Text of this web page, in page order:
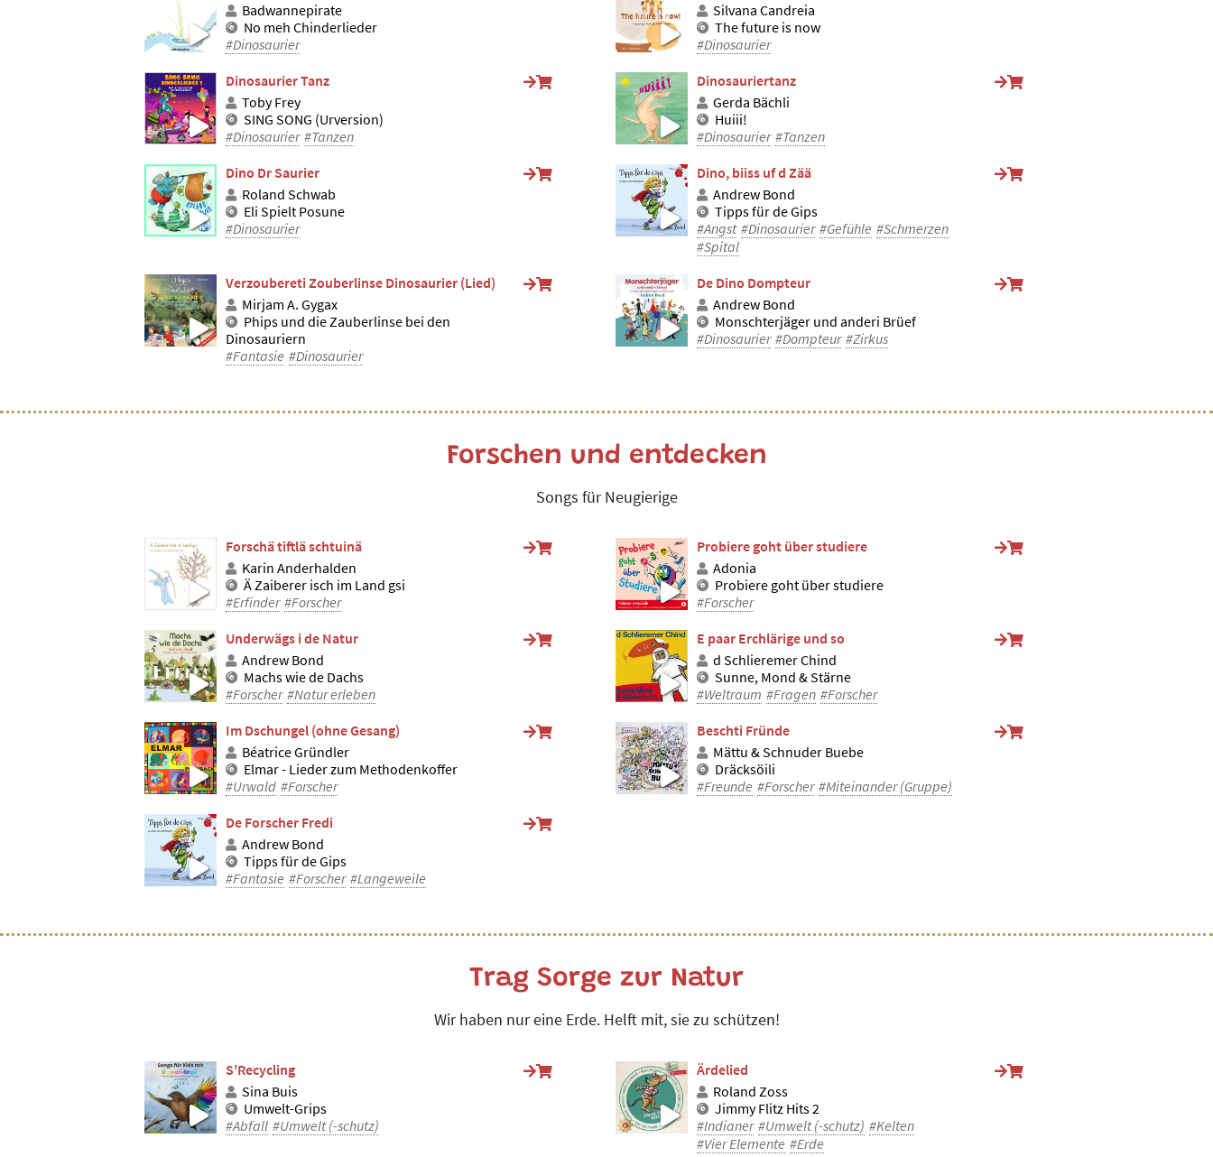
Badwannepirate
No meh Chinderlieder
#Dinosaurier
Silvana Candreia
The future is now
#Dinosaurier
Dinosaurier Tanz
Toby Frey
SING SONG (Urversion)
#Dinosaurier #Tanzen
Dinosauriertanz
Gerda Bächli
Huiii!
#Dinosaurier #Tanzen
Dino Dr Saurier
Roland Schwab
Eli Spielt Posune
#Dinosaurier
Dino, biiss uf d Zää
Andrew Bond
Tipps für de Gips
#Angst #Dinosaurier #Gefühle #Schmerzen
#Spital
Verzoubereti Zouberlinse Dinosaurier (Lied)
Mirjam A. Gygax
Phips und die Zauberlinse bei den
Dinosauriern
#Fantasie #Dinosaurier
De Dino Dompteur
Andrew Bond
Monschterjäger und anderi Brüef
#Dinosaurier #Dompteur #Zirkus
Forschen und entdecken
Songs für Neugierige
Forschä tiftlä schtuinä
Karin Anderhalden
Ä Zaiberer isch im Land gsi
#Erfinder #Forscher
Probiere goht über studiere
Adonia
Probiere goht über studiere
#Forscher
Underwägs i de Natur
Andrew Bond
Machs wie de Dachs
#Forscher #Natur erleben
E paar Erchlärige und so
d Schlieremer Chind
Sunne, Mond & Stärne
#Weltraum #Fragen #Forscher
Im Dschungel (ohne Gesang)
Béatrice Gründler
Elmar - Lieder zum Methodenkoffer
#Urwald #Forscher
Beschti Fründe
Mättu & Schnuder Buebe
Dräcksöili
#Freunde #Forscher #Miteinander (Gruppe)
De Forscher Fredi
Andrew Bond
Tipps für de Gips
#Fantasie #Forscher #Langeweile
Trag Sorge zur Natur
Wir haben nur eine Erde. Helft mit, sie zu schützen!
S'Recycling
Sina Buis
Umwelt-Grips
#Abfall #Umwelt (-schutz)
Ärdelied
Roland Zoss
Jimmy Flitz Hits 2
#Indianer #Umwelt (-schutz) #Kelten
#Vier Elemente #Erde